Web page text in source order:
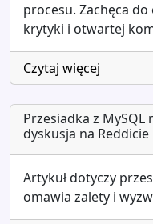
procesu. Zachęca
krytyki i otwartej
Czytaj więcej
Przesiadka z MySQL
dyskusja na Reddicie
Artykuł dotyczy
omawia zalety i